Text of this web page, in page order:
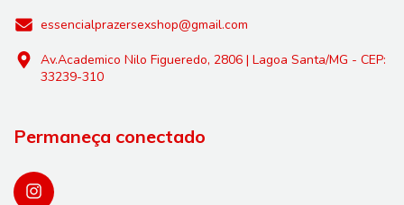
essencialprazersexshop@gmail.com
Av.Academico Nilo Figueredo, 2806 | Lagoa Santa/MG - CEP:
33239-310
Permaneça conectado